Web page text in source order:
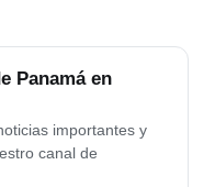
Panamá en
importantes y
canal de